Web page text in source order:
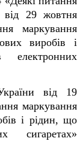
від 29 жовтня
маркування
виробів і
від 19
маркування
і рідин, що
сигаретах»